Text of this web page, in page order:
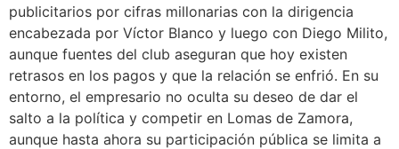
publicitarios por cifras millonarias con la dirigencia
encabezada por Víctor Blanco y luego con Diego Milito,
aunque fuentes del club aseguran que hoy existen
retrasos en los pagos y que la relación se enfrió. En su
entorno, el empresario no oculta su deseo de dar el
salto a la política y competir en Lomas de Zamora,
aunque hasta ahora su participación pública se limita a